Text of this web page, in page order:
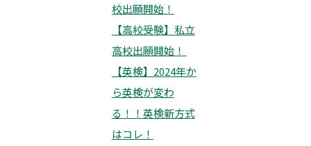
校出願開始！
【高校受験】私立
高校出願開始！
【英検】2024年か
ら英検が変わ
る！！英検新方式
はコレ！